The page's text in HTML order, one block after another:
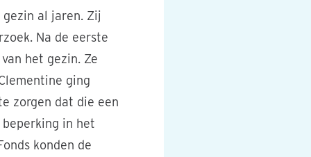
al jaren. Zij
Na de eerste
het gezin. Ze
ging
zorgen dat die een
in het
konden de